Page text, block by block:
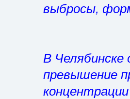
выбросы,
В Челябинске
превышение